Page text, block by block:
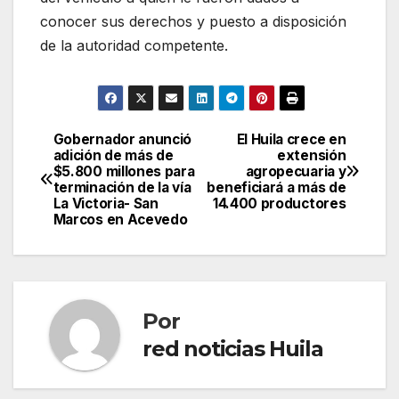
conocer sus derechos y puesto a disposición
de la autoridad competente.
Navegación
de
entradas
El Huila crece en
extensión
agropecuaria y
beneficiará a más de
14.400 productores
Gobernador anunció
adición de más de
$5.800 millones para
terminación de la vía
La Victoria- San
Marcos en Acevedo
Por
red noticias Huila